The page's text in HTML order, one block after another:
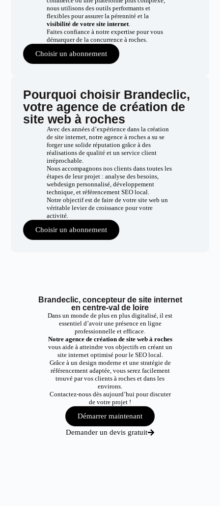
nous utilisons des outils performants et
flexibles pour assurer la pérennité et la
visibilité de votre site internet.
Faites confiance à notre expertise pour vous
démarquer de la concurrence à roches.
Choisir un abonnement
Pourquoi choisir Brandeclic,
votre agence de création de
site web à roches
Avec des années d’expérience dans la création
de site internet, notre agence à roches a su se
forger une solide réputation grâce à des
réalisations de qualité et un service client
irréprochable.
Nous accompagnons nos clients dans toutes les
étapes de leur projet : analyse des besoins,
webdesign personnalisé, développement
technique, et référencement SEO local.
Notre objectif est de faire de votre site web un
véritable levier de croissance pour votre
activité.
Choisir un abonnement
Brandeclic, concepteur de site internet
en centre-val de loire
Dans un monde de plus en plus digitalisé, il est
essentiel d’avoir une présence en ligne
professionnelle et efficace.
Notre agence de création de site web à roches
vous aide à atteindre vos objectifs en créant un
site internet optimisé pour le SEO local.
Grâce à un design moderne et une stratégie de
référencement adaptée, vous serez facilement
trouvé par vos clients à roches et dans les
environs.
Contactez-nous dès aujourd’hui pour discuter
de votre projet !
Démarrer maintenant
Demander un devis gratuit